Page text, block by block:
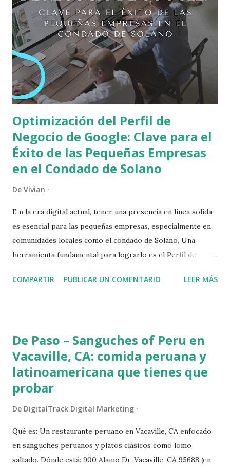
County, por qué afectan tu visibilidad y qué hacer para
evitarlos. Por qué Google Maps es clave para negocios de
servicios locales Cuando alguien busca “plomero cerca de
mí”, “limpieza comercial en Fairfield” o “electricista en
Vacaville”, Google muestra primero el map pack . Ahí es
donde ocurren la mayoría de las llamadas. Google decide
qué negocios mostrar b...
Optimización del Perfil de
Negocio de Google: Clave para el
Éxito de las Pequeñas Empresas
en el Condado de Solano
De Vivian
E n la era digital actual, tener una presencia en línea sólida
es esencial para las pequeñas empresas, especialmente en
comunidades locales como el condado de Solano. Una
herramienta fundamental para lograrlo es el Perfil de
My Business). Optimizar este perfil no solo mejora la
El primer paso es reclamar tu perfil de negocio en Google
y verificarlo. Esto te permite tener control total sobre la
información que se muestra y asegurarte de que sea
precisa y esté actualizada. Asegura la Consistencia de NAP
negocio, dirección y número de teléfono sean consistentes
en todas las plataformas en línea. Inconsistencias pueden
confundir a los clientes y afectar negativamente tu SEO
local. Completa Toda l...
COMPARTIR PUBLICAR UN COMENTARIO LEER MÁS
De Paso – Sanguches of Peru en
Vacaville, CA: comida peruana y
latinoamericana que tienes que
probar
De DigitalTrack Digital Marketing
Qué es: Un restaurante peruano en Vacaville, CA enfocado
en sanguches peruanos y platos clásicos como lomo
saltado. Dónde está: 900 Alamo Dr, Vacaville, CA 95688 (en